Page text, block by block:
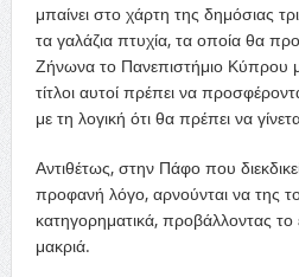
μπαίνει στο χάρτη της δημόσιας
τα γαλάζια πτυχία, τα οποία θα
Ζήνωνα το Πανεπιστήμιο Κύπρου
τίτλοι αυτοί πρέπει να
με τη λογική ότι θα πρέπει να
Αντιθέτως, στην Πάφο που
προφανή λόγο, αρνούνται να της
κατηγορηματικά, προβάλλοντας το
μακριά.